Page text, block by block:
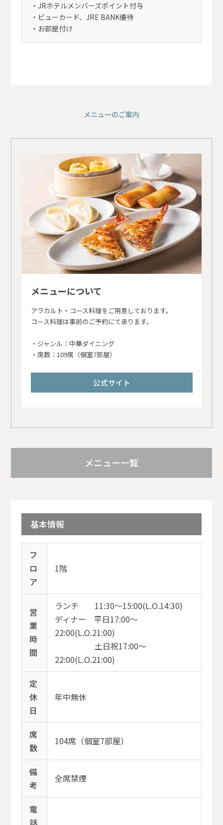
・JRホテルメンバーズポイント付与
・ビューカード、JRE BANK優待
・お部屋付け
メニューのご案内
メニューについて
アラカルト・コース料理をご用意しております。
コース料理は事前のご予約にて承ります。
・ジャンル：中華ダイニング
・席数：109席（個室7部屋）
公式サイト
メニュー一覧
基本情報
フ
ロ
ア
1階
営
業
時
間
ランチ 11:30〜15:00(L.O.14:30)
ディナー 平日17:00〜
22:00(L.O.21:00)
土日祝17:00〜
22:00(L.O.21:00)
定
休
日
年中無休
席
数
104席（個室7部屋）
備
考
全席禁煙
電
話